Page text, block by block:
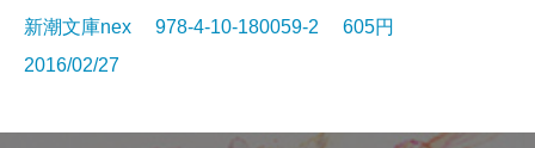
新潮文庫nex 978-4-10-180059-2 605円
2016/02/27